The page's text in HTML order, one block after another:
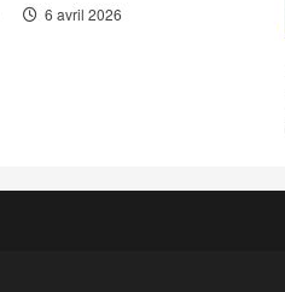
6 avril 2026